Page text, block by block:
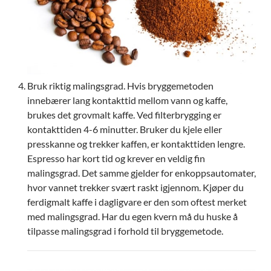
Bruk riktig malingsgrad. Hvis bryggemetoden
innebærer lang kontakttid mellom vann og kaffe,
brukes det grovmalt kaffe. Ved filterbrygging er
kontakttiden 4-6 minutter. Bruker du kjele eller
presskanne og trekker kaffen, er kontakttiden lengre.
Espresso har kort tid og krever en veldig fin
malingsgrad. Det samme gjelder for enkoppsautomater,
hvor vannet trekker svært raskt igjennom. Kjøper du
ferdigmalt kaffe i dagligvare er den som oftest merket
med malingsgrad. Har du egen kvern må du huske å
tilpasse malingsgrad i forhold til bryggemetode.